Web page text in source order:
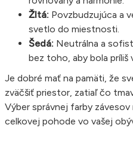
Žltá: Povzbudzujúca a
svetlo do miestnosti.
Šedá: Neutrálna a
bez toho, aby bola príliš
Je dobré mať na pamäti, že
zväčšiť priestor, zatiaľ čo
Výber správnej farby
celkovej pohode vo vašej